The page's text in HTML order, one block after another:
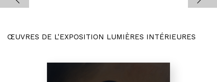
ŒUVRES DE L'EXPOSITION LUMIÈRES INTÉRIEURES